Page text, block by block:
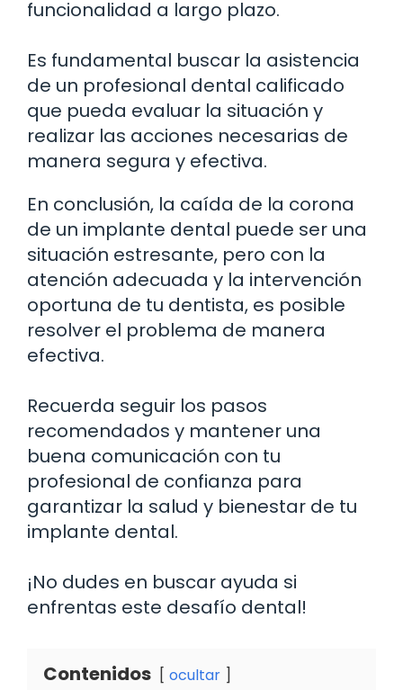
funcionalidad a largo plazo.
Es fundamental buscar la asistencia
de un profesional dental calificado
que pueda evaluar la situación y
realizar las acciones necesarias de
manera segura y efectiva.
En conclusión, la caída de la corona
de un implante dental puede ser una
situación estresante, pero con la
atención adecuada y la intervención
oportuna de tu dentista, es posible
resolver el problema de manera
efectiva.
Recuerda seguir los pasos
recomendados y mantener una
buena comunicación con tu
profesional de confianza para
garantizar la salud y bienestar de tu
implante dental.
¡No dudes en buscar ayuda si
enfrentas este desafío dental!
Contenidos ocultar